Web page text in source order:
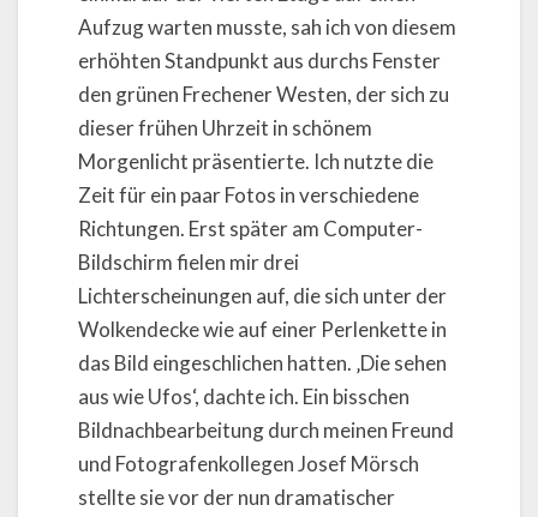
Aufzug warten musste, sah ich von diesem
erhöhten Standpunkt aus durchs Fenster
den grünen Frechener Westen, der sich zu
dieser frühen Uhrzeit in schönem
Morgenlicht präsentierte. Ich nutzte die
Zeit für ein paar Fotos in verschiedene
Richtungen. Erst später am Computer-
Bildschirm fielen mir drei
Lichterscheinungen auf, die sich unter der
Wolkendecke wie auf einer Perlenkette in
das Bild eingeschlichen hatten. ‚Die sehen
aus wie Ufos‘, dachte ich. Ein bisschen
Bildnachbearbeitung durch meinen Freund
und Fotografenkollegen Josef Mörsch
stellte sie vor der nun dramatischer